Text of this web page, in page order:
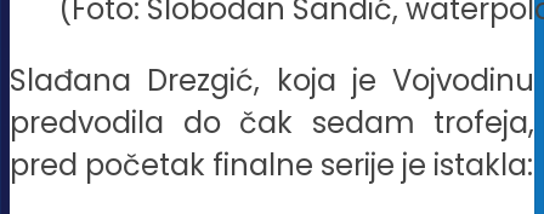
(Foto: Slobodan Sandić,
Slađana Drezgić, koja je Vojvodinu
predvodila do čak sedam trofeja,
pred početak finalne serije je istakla: